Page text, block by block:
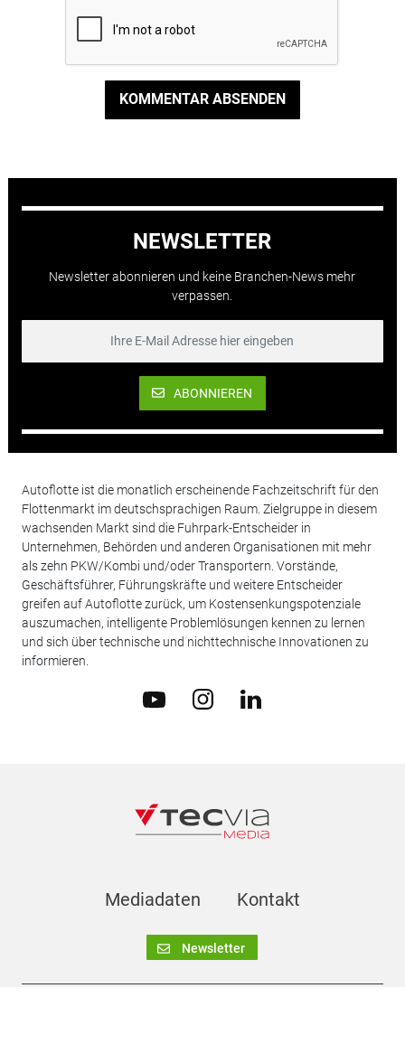
KOMMENTAR ABSENDEN
NEWSLETTER
Newsletter abonnieren und keine Branchen-News mehr
verpassen.
ABONNIEREN
Autoflotte ist die monatlich erscheinende Fachzeitschrift für den
Flottenmarkt im deutschsprachigen Raum. Zielgruppe in diesem
wachsenden Markt sind die Fuhrpark-Entscheider in
Unternehmen, Behörden und anderen Organisationen mit mehr
als zehn PKW/Kombi und/oder Transportern. Vorstände,
Geschäftsführer, Führungskräfte und weitere Entscheider
greifen auf Autoflotte zurück, um Kostensenkungspotenziale
auszumachen, intelligente Problemlösungen kennen zu lernen
und sich über technische und nichttechnische Innovationen zu
informieren.
Mediadaten Kontakt
Newsletter